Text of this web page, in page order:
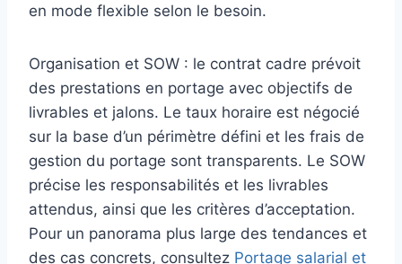
en mode flexible selon le besoin.
Organisation et SOW : le contrat cadre prévoit
des prestations en portage avec objectifs de
livrables et jalons. Le taux horaire est négocié
sur la base d’un périmètre défini et les frais de
gestion du portage sont transparents. Le SOW
précise les responsabilités et les livrables
attendus, ainsi que les critères d’acceptation.
Pour un panorama plus large des tendances et
des cas concrets, consultez Portage salarial et